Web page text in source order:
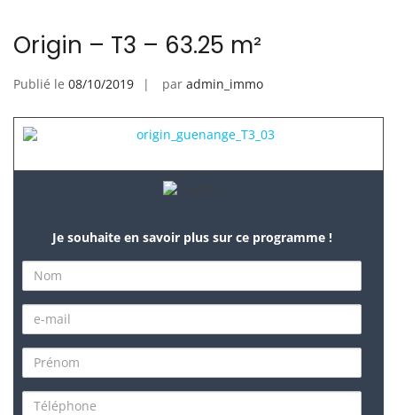
Origin – T3 – 63.25 m²
Publié le 08/10/2019 par admin_immo
Je souhaite en savoir plus sur ce programme !